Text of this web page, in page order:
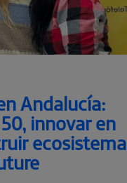
Andalucía:
innovar en